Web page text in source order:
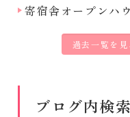
寄宿舎オープンハ
過去一覧を見
ブログ内検索